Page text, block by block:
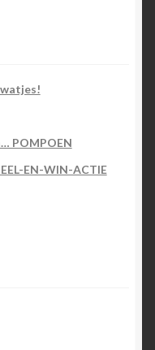
watjes!
POMPOEN
EN-WIN-ACTIE